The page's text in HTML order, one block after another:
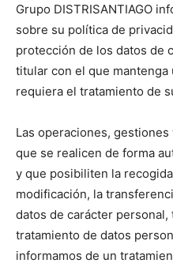
Grupo DISTRISANTIAGO
sobre su política de
protección de los datos de
titular con el que mantenga
requiera el tratamiento de
Las operaciones,
que se realicen de forma
y que posibiliten la
modificación, la
datos de carácter
tratamiento de datos
informamos de un